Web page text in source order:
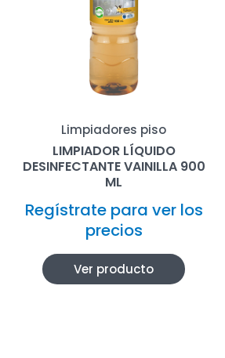
Limpiadores piso
LIMPIADOR LÍQUIDO
DESINFECTANTE VAINILLA 900
ML
Regístrate para ver los
precios
Ver producto